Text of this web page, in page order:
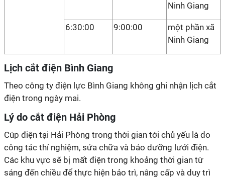
Ninh Giang
6:30:00 9:00:00
một phần xã
Ninh Giang
Lịch cắt điện Bình Giang
Theo công ty điện lực Bình Giang không ghi nhận lịch cắt
điện trong ngày mai.
Lý do cắt điện Hải Phòng
Cúp điện tại Hải Phòng trong thời gian tới chủ yếu là do
công tác thí nghiệm, sửa chữa và bảo dưỡng lưới điện.
Các khu vực sẽ bị mất điện trong khoảng thời gian từ
sáng đến chiều để thực hiện bảo trì, nâng cấp và duy trì